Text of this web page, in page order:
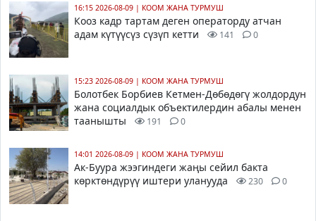
16:15 2026-08-09 | КООМ ЖАНА ТУРМУШ
Кооз кадр тартам деген операторду атчан
адам күтүүсүз сүзүп кетти
141 0
15:23 2026-08-09 | КООМ ЖАНА ТУРМУШ
Болотбек Борбиев Кетмен-Дөбөдөгү жолдордун
жана социалдык объектилердин абалы менен
таанышты
191 0
14:01 2026-08-09 | КООМ ЖАНА ТУРМУШ
Ак-Буура жээгиндеги жаңы сейил бакта
көрктөндүрүү иштери уланууда
230 0